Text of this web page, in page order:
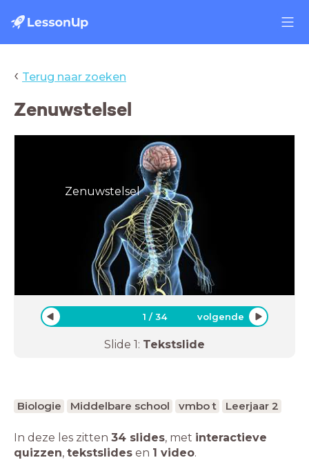
‹ Terug naar zoeken
Zenuwstelsel
Zenuwstelsel
1 /34 volgende
Slide 1: Tekstslide
Biologie Middelbare school vmbo t Leerjaar 2
In deze les zitten 34 slides, met interactieve
quizzen, tekstslides en 1 video.